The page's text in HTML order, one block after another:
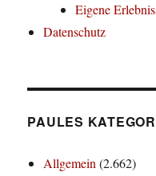
Eigene
Datenschutz
PAULES
Allgemein(2.662)